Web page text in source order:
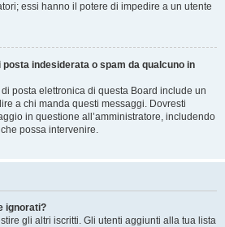
essi hanno il potere di impedire a un utente
indesiderata o spam da qualcuno in
posta elettronica di questa Board include un
a chi manda questi messaggi. Dovresti
in questione all’amministratore, includendo
possa intervenire.
ignorati?
gli altri iscritti. Gli utenti aggiunti alla tua lista